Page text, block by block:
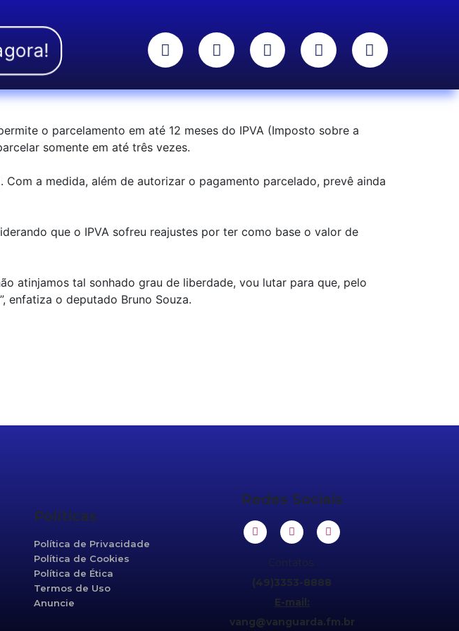
o parcelamento em até 12 meses do IPVA (Imposto sobre a
somente em até três vezes.
a medida, além de autorizar o pagamento parcelado, prevê ainda
que o IPVA sofreu reajustes por ter como base o valor de
atinjamos tal sonhado grau de liberdade, vou lutar para que, pelo
enfatiza o deputado Bruno Souza.
Políticas
Política de Privacidade
Política de Cookies
Política de Ética
Termos de Uso
Anuncie
Redes Sociais
Contatos:
(49)3353-8888
E-mail:
vang@vanguarda.fm.br